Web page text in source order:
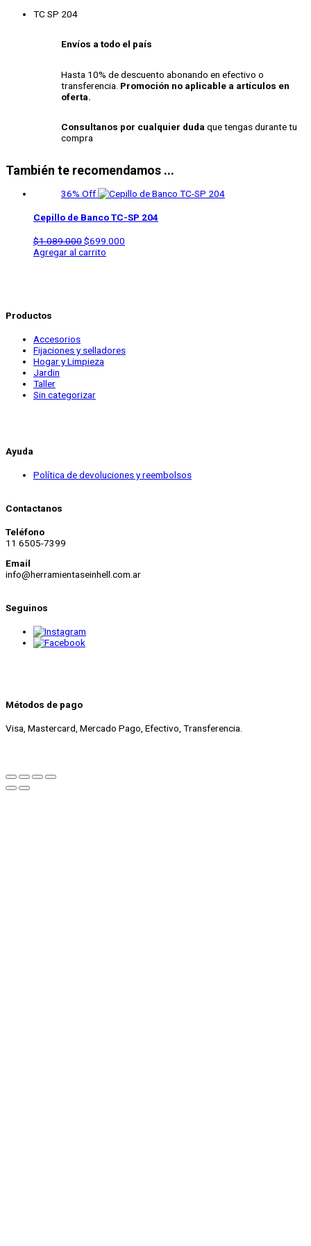
TC SP 204
Envíos a todo el país
Hasta 10% de descuento abonando en efectivo o
transferencia. Promoción no aplicable a artículos en
oferta.
Consultanos por cualquier duda que tengas durante tu
compra
También te recomendamos ...
36% Off
Cepillo de BancoTC-SP 204
$1.089.000$699.000
Agregar al carrito
Productos
Accesorios
Fijaciones y selladores
Hogar y Limpieza
Jardin
Taller
Sin categorizar
Ayuda
Política de devoluciones y reembolsos
Contactanos
Teléfono
11 6505-7399
Email
info@herramientaseinhell.com.ar
Seguinos
Métodos de pago
Visa, Mastercard, Mercado Pago, Efectivo, Transferencia.